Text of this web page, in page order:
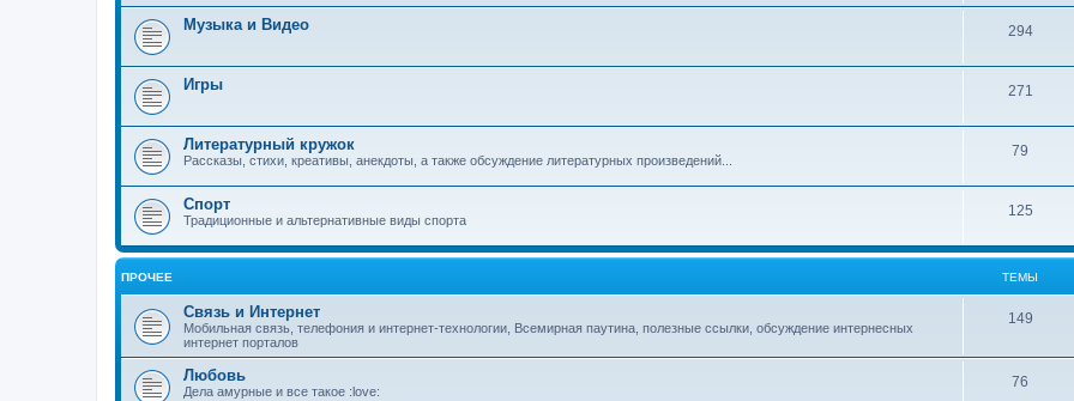
Музыка и Видео 294
Игры 271
Литературный кружок
Рассказы, стихи, креативы, анекдоты, а также обсуждение литературных произведений...
79
Спорт
Традиционные и альтернативные виды спорта
125
ПРОЧЕЕ ТЕМЫ
Связь и Интернет
Мобильная связь, телефония и интернет-технологии, Всемирная паутина, полезные ссылки, обсуждение интернесных
интернет порталов
149
Любовь
Дела амурные и все такое :love:
76